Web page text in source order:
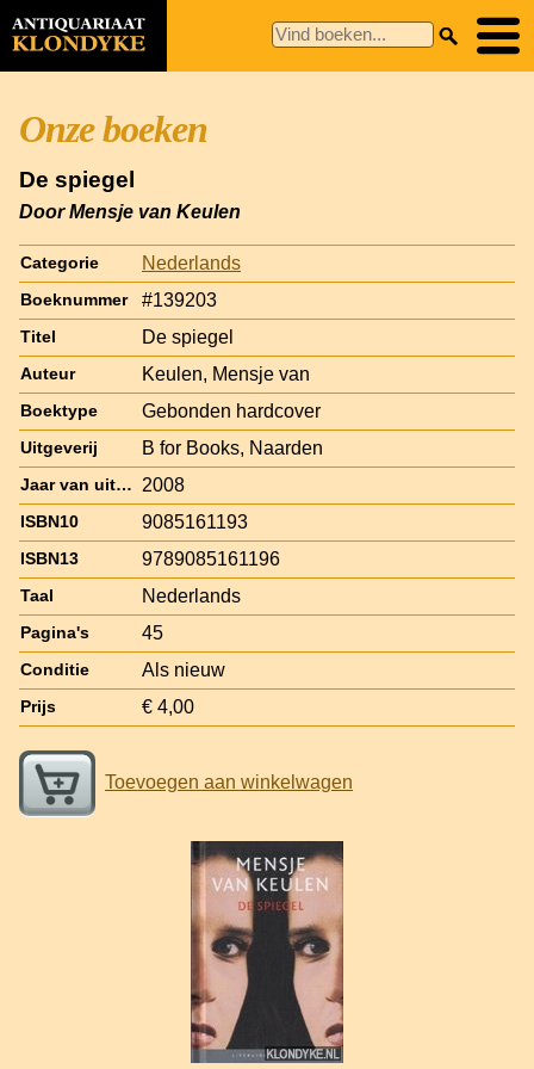
Onze boeken
De spiegel
Door Mensje van Keulen
Categorie Nederlands
Boeknummer #139203
Titel De spiegel
Auteur Keulen, Mensje van
Boektype Gebonden hardcover
Uitgeverij B for Books, Naarden
Jaar van uitgave 2008
ISBN10 9085161193
ISBN13 9789085161196
Taal Nederlands
Pagina's 45
Conditie Als nieuw
Prijs € 4,00
Toevoegen aan winkelwagen